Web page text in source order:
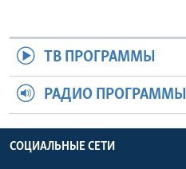
ТВ ПРОГРАММЫ
РАДИО ПРОГРАММЫ
СОЦИАЛЬНЫЕ СЕТИ